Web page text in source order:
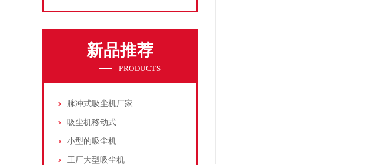
新品推荐
PRODUCTS
脉冲式吸尘机厂家
吸尘机移动式
小型的吸尘机
工厂大型吸尘机